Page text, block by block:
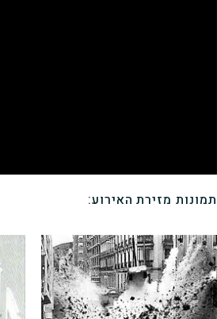
תמונות מזירת האירוע: